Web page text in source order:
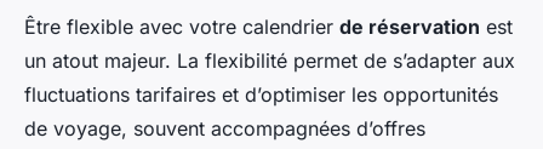
Être flexible avec votre calendrier de réservation est
un atout majeur. La flexibilité permet de s’adapter aux
fluctuations tarifaires et d’optimiser les opportunités
de voyage, souvent accompagnées d’offres